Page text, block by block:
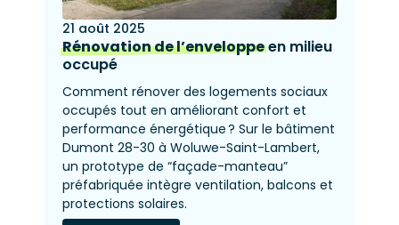
21 août 2025
Rénovation de l’enveloppeen milieu
occupé
Comment rénover des logements sociaux
occupés tout en améliorant confort et
performance énergétique ? Sur le bâtiment
Dumont 28-30 à Woluwe-Saint-Lambert,
un prototype de “façade-manteau”
préfabriquée intègre ventilation, balcons et
protections solaires.